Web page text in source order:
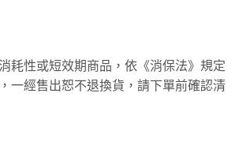
耗性或短效期商品，依《消保法》規定
一經售出恕不退換貨，請下單前確認清